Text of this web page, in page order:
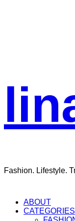
Fashion. Lifestyle.
ABOUT
CATEGORIES